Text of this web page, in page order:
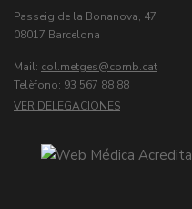
Passeig de la Bonanova, 47
08017 Barcelona
Mail: col.metges
Telèfono: 93 567 88 88
VER DELEGACIONES